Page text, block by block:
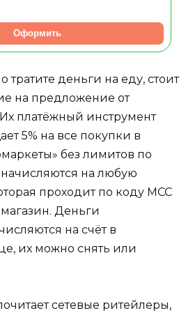
Оформить
тратите деньги на еду, стоит
на предложение от
платёжный инструмент
5% на все покупки в
без лимитов по
на любую
проходит по коду MCC
Деньги
на счёт в
их можно снять или
сетевые ритейлеры,